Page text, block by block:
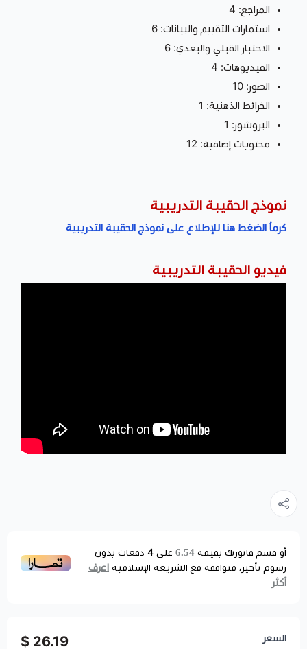
المراجع: 4
استمارات التقييم والبيانات: 6
الاختبار القبلي والبعدي: 6
الفيديوهات: 4
الصور: 10
الخرائط الذهنية: 1
البروشور: 1
محتويات إضافية: 12
نموذج الحقيبة التدريبية
كرماُ الضغط هنا للإطلاع على نموذج الحقيبة التدريبية
فيديو الحقيبة التدريبية
أو قسم فاتورتك بقيمة 6.54 على 4 دفعات بدون
رسوم تأخير، متوافقة مع الشريعة الإسلامية اعرف
أكثر
السعر 26.19 $